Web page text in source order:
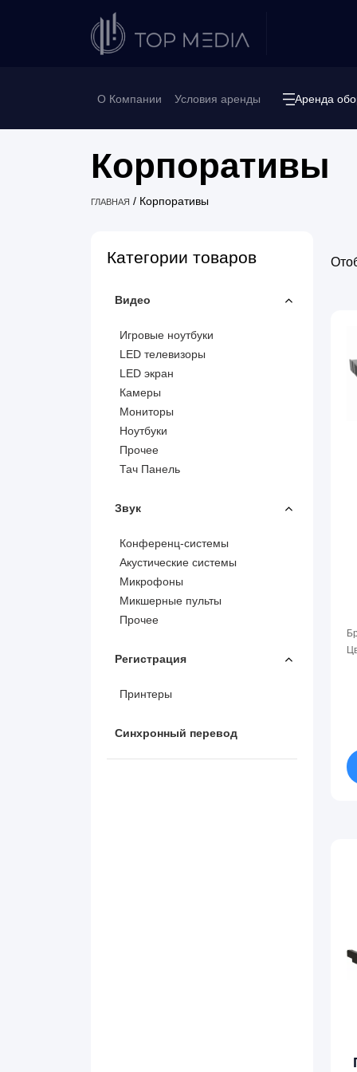
О Компании Условия аренды Аренда
Корпоративы
ГЛАВНАЯ / Корпоративы
Категории товаров
Видео
Игровые ноутбуки
LED телевизоры
LED экран
Камеры
Мониторы
Ноутбуки
Прочее
Тач Панель
Звук
Конференц-системы
Акустические системы
Микрофоны
Микшерные пульты
Прочее
Регистрация
Принтеры
Синхронный перевод